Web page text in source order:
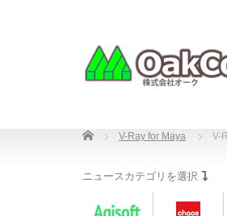
Home V-Ray for Maya V-
ニュースカテゴリを選択